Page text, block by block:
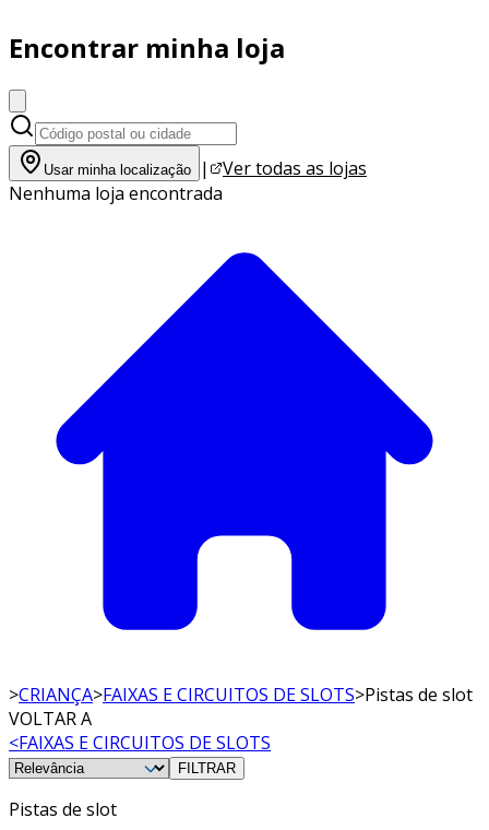
Encontrar minha loja
Usar minha localização |
Ver todas as lojas
Nenhuma loja encontrada
>CRIANÇA>FAIXAS E CIRCUITOS DE SLOTS>Pistas de slot
VOLTAR A
<FAIXAS E CIRCUITOS DE SLOTS
FILTRAR
Pistas de slot